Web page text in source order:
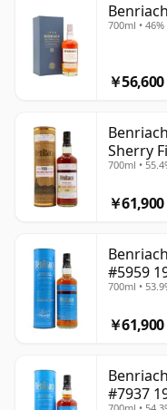
700ml • 46%
￥56,600
Sherry
700ml •
￥61,900
#5959
700ml •
￥61,900
#7937